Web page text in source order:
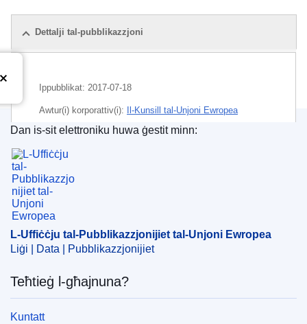
Dettalji tal-pubblikazzjoni
Ippubblikat: 2017-07-18
Awtur(i) korporattiv(i): Il-Kunsill tal-Unjoni Ewropea
kummerċjali
internazzjonali
CELEX : 52017XG0718(02)
OJ : JOC_2017_232_R_0006
L-Uffiċċju tal-Pubblikazzjonijiet tal-Unjoni
Dan is-sit elettroniku huwa ġestit minn:
L-Uffiċċju tal-Pubblikazzjonijiet tal-Unjoni Ewropea
Liġi | Data | Pubblikazzjonijiet
Teħtieġ l-għajnuna?
Kuntatt